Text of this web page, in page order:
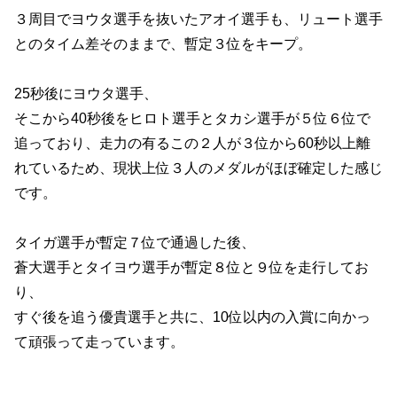
３周目でヨウタ選手を抜いたアオイ選手も、リュート選手
とのタイム差そのままで、暫定３位をキープ。
25秒後にヨウタ選手、
そこから40秒後をヒロト選手とタカシ選手が５位６位で
追っており、走力の有るこの２人が３位から60秒以上離
れているため、現状上位３人のメダルがほぼ確定した感じ
です。
タイガ選手が暫定７位で通過した後、
蒼大選手とタイヨウ選手が暫定８位と９位を走行してお
り、
すぐ後を追う優貴選手と共に、10位以内の入賞に向かっ
て頑張って走っています。